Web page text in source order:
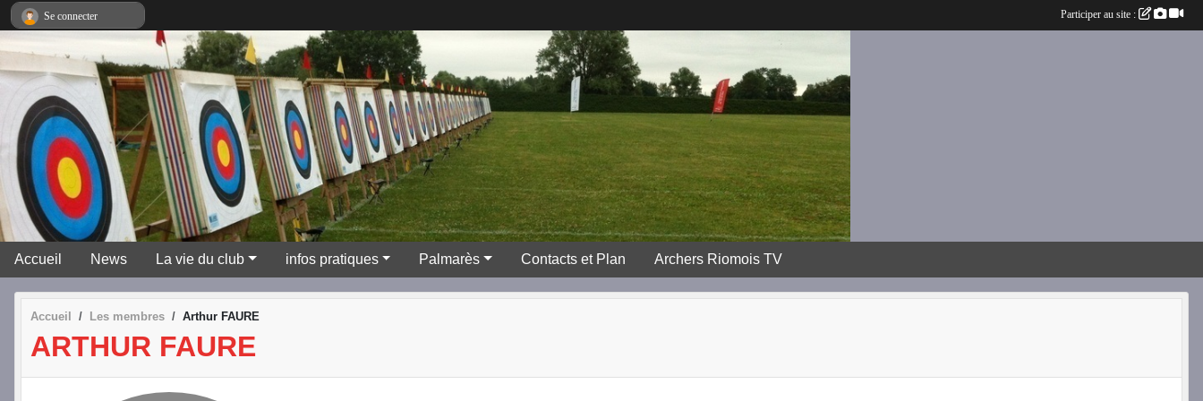
Accueil News La vie du club infos pratiques Palmarès Contacts et Plan Archers Riomois TV
Accueil Les membres Arthur FAURE
ARTHUR FAURE
Se connecter Participer au site :
Panneau de gestion des cookies